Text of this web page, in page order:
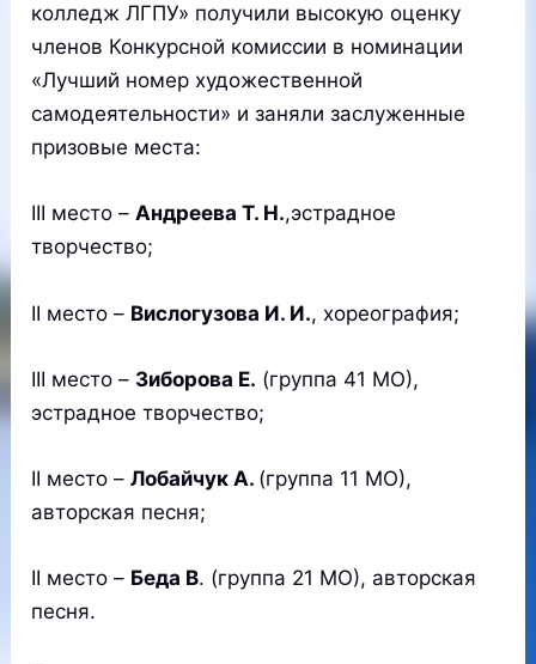
колледж ЛГПУ» получили высокую оценку
членов Конкурсной комиссии в номинации
«Лучший номер художественной
самодеятельности» и заняли заслуженные
призовые места:
III место –Андреева Т. Н.,эстрадное
творчество;
II место – Вислогузова И. И., хореография;
III место – Зиборова Е. (группа 41 МО),
эстрадное творчество;
II место –Лобайчук А. (группа 11 МО),
авторская песня;
II место – Беда В. (группа 21 МО), авторская
песня.